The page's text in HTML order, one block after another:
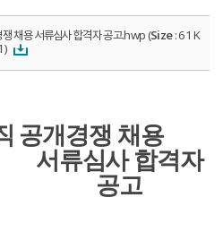
채용 서류심사 합격자 공고.hwp (Size: 61 K
공개경쟁 채용
서류심사 합격자
공고